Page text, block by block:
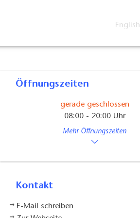
English
Öffnungszeiten
gerade geschlossen
08:00 - 20:00 Uhr
Mehr Öffnungszeiten
Kontakt
E-Mail schreiben